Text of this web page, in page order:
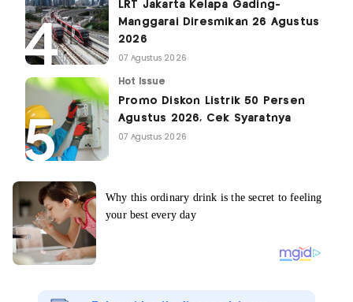
LRT Jakarta Kelapa Gading-
Manggarai Diresmikan 26 Agustus
2026
07 Agustus 2026
Hot Issue
Promo Diskon Listrik 50 Persen
Agustus 2026, Cek Syaratnya
07 Agustus 2026